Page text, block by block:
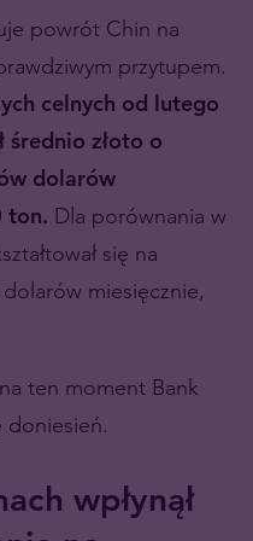
powrót Chin na
przytupem.
celnych od lutego
złoto o
dolarów
ton. Dla porównania w
się na
miesięcznie,
ten moment Bank
doniesień.
wpłynął